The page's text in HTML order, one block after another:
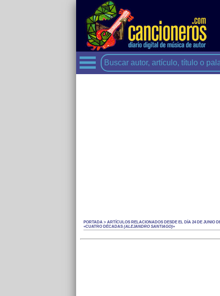
PORTADA > ARTÍCULOS RELACIONADOS DESDE EL DÍA 24 DE JUNIO
«CUATRO DÉCADAS(ALEJANDRO SANTIAGO)»